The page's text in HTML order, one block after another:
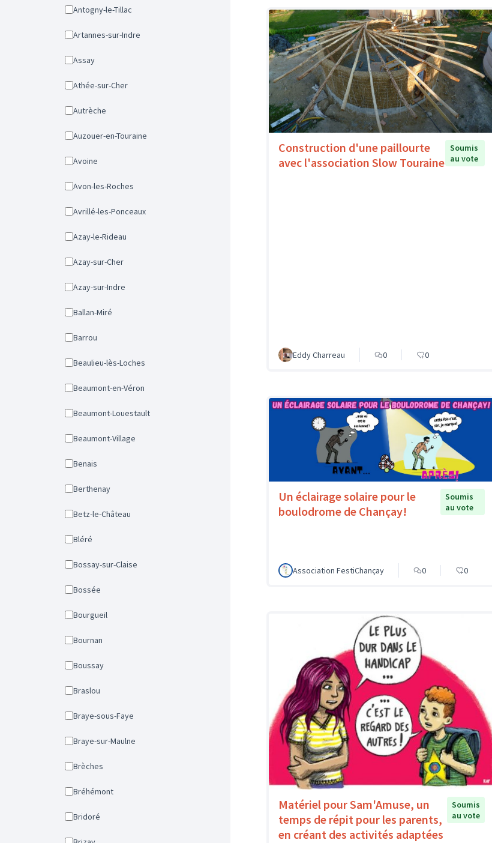
Antogny-le-Tillac
Artannes-sur-Indre
Assay
Athée-sur-Cher
Autrèche
Auzouer-en-Touraine
Avoine
Avon-les-Roches
Avrillé-les-Ponceaux
Azay-le-Rideau
Azay-sur-Cher
Azay-sur-Indre
Ballan-Miré
Barrou
Beaulieu-lès-Loches
Beaumont-en-Véron
Beaumont-Louestault
Beaumont-Village
Benais
Berthenay
Betz-le-Château
Bléré
Bossay-sur-Claise
Bossée
Bourgueil
Bournan
Boussay
Braslou
Braye-sous-Faye
Braye-sur-Maulne
Brèches
Bréhémont
Bridoré
Construction d'une paillourte
avec l'association Slow Touraine
Soumis
au vote
Eddy Charreau 0 0
Un éclairage solaire pour le
boulodrome de Chançay!
Soumis
au vote
Association FestiChançay 0 0
Matériel pour Sam'Amuse, un
temps de répit pour les parents,
en créant des activités adaptées
Soumis
au vote